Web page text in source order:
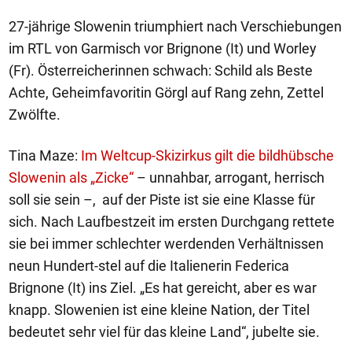
27-jährige Slowenin triumphiert nach Verschiebungen
im RTL von Garmisch vor Brignone (It) und Worley
(Fr). Österreicherinnen schwach: Schild als Beste
Achte, Geheimfavoritin Görgl auf Rang zehn, Zettel
Zwölfte.
Tina Maze: Im Weltcup-Skizirkus gilt die bildhübsche
Slowenin als „Zicke“ – unnahbar, arrogant, herrisch
soll sie sein –, auf der Piste ist sie eine Klasse für
sich. Nach Laufbestzeit im ersten Durchgang rettete
sie bei immer schlechter werdenden Verhältnissen
neun Hundert-stel auf die Italienerin Federica
Brignone (It) ins Ziel. „Es hat gereicht, aber es war
knapp. Slowenien ist eine kleine Nation, der Titel
bedeutet sehr viel für das kleine Land“, jubelte sie.